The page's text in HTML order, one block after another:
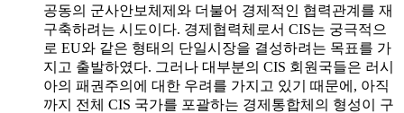
공동의 군사안보체제와 더불어 경제적인 협력관계를 재
구축하려는 시도이다. 경제협력체로서 CIS는 궁극적으
로 EU와 같은 형태의 단일시장을 결성하려는 목표를 가
지고 출발하였다. 그러나 대부분의 CIS 회원국들은 러시
아의 패권주의에 대한 우려를 가지고 있기 때문에, 아직
까지 전체 CIS 국가를 포괄하는 경제통합체의 형성이 구